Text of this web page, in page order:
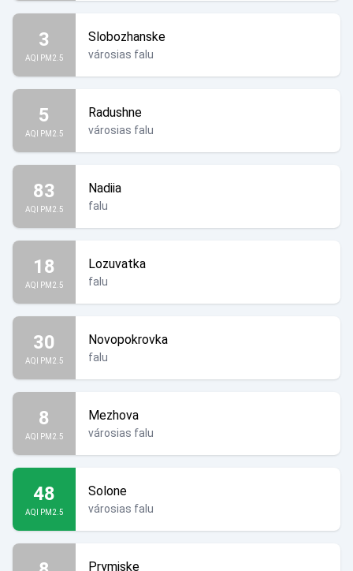
3
AQI PM2.5
Slobozhanske
városias falu
5
AQI PM2.5
Radushne
városias falu
83
AQI PM2.5
Nadiia
falu
18
AQI PM2.5
Lozuvatka
falu
30
AQI PM2.5
Novopokrovka
falu
8
AQI PM2.5
Mezhova
városias falu
48
AQI PM2.5
Solone
városias falu
Prymiske